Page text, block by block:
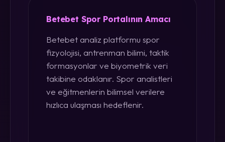
Betebet Spor Portalının Amacı
Betebet analiz platformu spor
fizyolojisi, antrenman bilimi, taktik
formasyonlar ve biyometrik veri
takibine odaklanır. Spor analistleri
ve eğitmenlerin bilimsel verilere
hızlıca ulaşması hedeflenir.